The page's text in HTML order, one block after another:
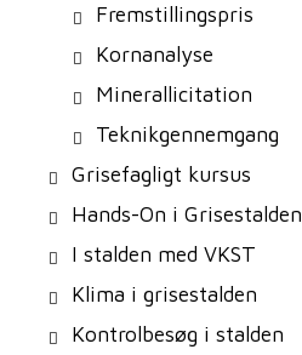
Fremstillingspris
Kornanalyse
Minerallicitation
Teknikgennemgang
Grisefagligt kursus
Hands-On i Grisestalden
I stalden med VKST
Klima i grisestalden
Kontrolbesøg i stalden